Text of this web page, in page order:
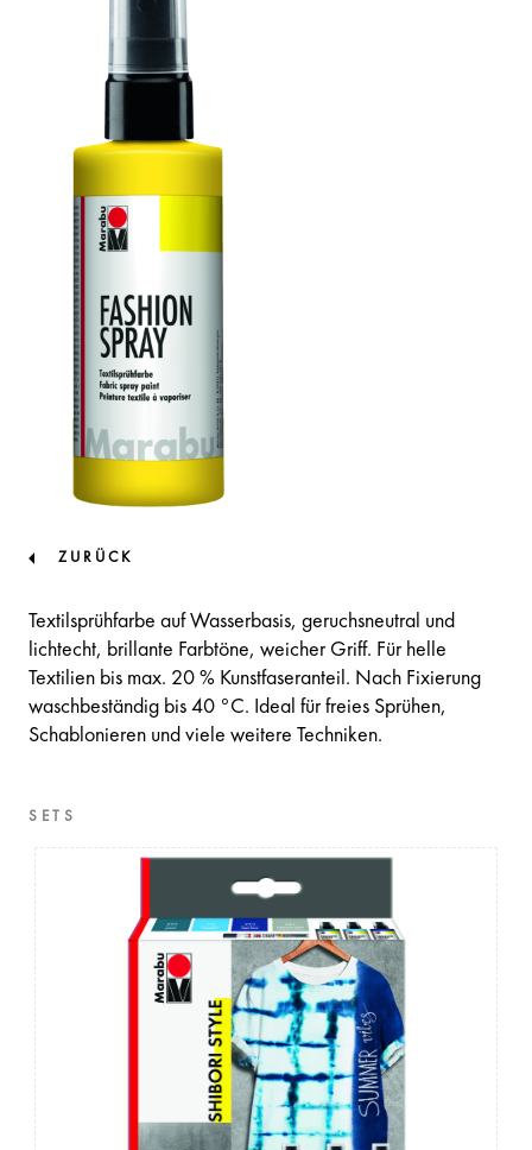
ZURÜCK
Textilsprühfarbe auf Wasserbasis, geruchsneutral und
lichtecht, brillante Farbtöne, weicher Griff. Für helle
Textilien bis max. 20 % Kunstfaseranteil. Nach Fixierung
waschbeständig bis 40 °C. Ideal für freies Sprühen,
Schablonieren und viele weitere Techniken.
SETS